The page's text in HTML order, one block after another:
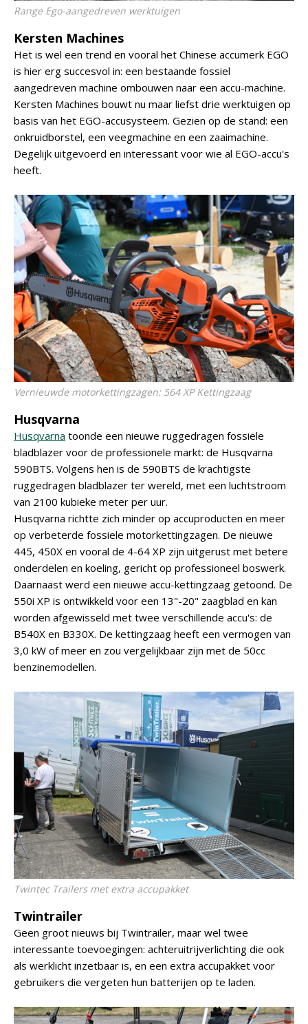
Range Ego-aangedreven werktuigen
Kersten Machines
Het is wel een trend en vooral het Chinese accumerk EGO
is hier erg succesvol in: een bestaande fossiel
aangedreven machine ombouwen naar een accu-machine.
Kersten Machines bouwt nu maar liefst drie werktuigen op
basis van het EGO-accusysteem. Gezien op de stand: een
onkruidborstel, een veegmachine en een zaaimachine.
Degelijk uitgevoerd en interessant voor wie al EGO-accu's
heeft.
Vernieuwde motorkettingzagen: 564 XP Kettingzaag
Husqvarna
Husqvarna toonde een nieuwe ruggedragen fossiele
bladblazer voor de professionele markt: de Husqvarna
590BTS. Volgens hen is de 590BTS de krachtigste
ruggedragen bladblazer ter wereld, met een luchtstroom
van 2100 kubieke meter per uur.
Husqvarna richtte zich minder op accuproducten en meer
op verbeterde fossiele motorkettingzagen. De nieuwe
445, 450X en vooral de 4-64 XP zijn uitgerust met betere
onderdelen en koeling, gericht op professioneel boswerk.
Daarnaast werd een nieuwe accu-kettingzaag getoond. De
550i XP is ontwikkeld voor een 13"-20" zaagblad en kan
worden afgewisseld met twee verschillende accu's: de
B540X en B330X. De kettingzaag heeft een vermogen van
3,0 kW of meer en zou vergelijkbaar zijn met de 50cc
benzinemodellen.
Twintec Trailers met extra accupakket
Twintrailer
Geen groot nieuws bij Twintrailer, maar wel twee
interessante toevoegingen: achteruitrijverlichting die ook
als werklicht inzetbaar is, en een extra accupakket voor
gebruikers die vergeten hun batterijen op te laden.